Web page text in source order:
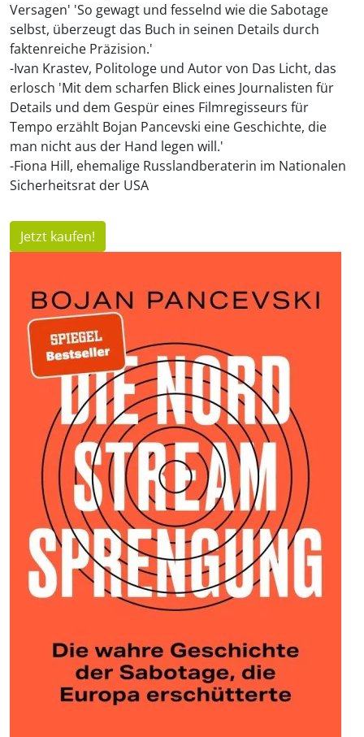
Versagen' 'So gewagt und fesselnd wie die Sabotage
selbst, überzeugt das Buch in seinen Details durch
faktenreiche Präzision.'
-Ivan Krastev, Politologe und Autor von Das Licht, das
erlosch 'Mit dem scharfen Blick eines Journalisten für
Details und dem Gespür eines Filmregisseurs für
Tempo erzählt Bojan Pancevski eine Geschichte, die
man nicht aus der Hand legen will.'
-Fiona Hill, ehemalige Russlandberaterin im Nationalen
Sicherheitsrat der USA
Jetzt kaufen!